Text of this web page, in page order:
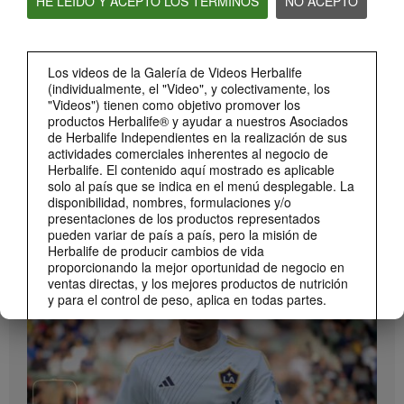
Los videos de la Galería de Videos Herbalife
(individualmente, el "Video", y colectivamente, los
"Videos") tienen como objetivo promover los
productos Herbalife® y ayudar a nuestros Asociados
de Herbalife Independientes en la realización de sus
actividades comerciales inherentes al negocio de
Herbalife. El contenido aquí mostrado es aplicable
solo al país que se indica en el menú desplegable. La
disponibilidad, nombres, formulaciones y/o
presentaciones de los productos representados
pueden variar de país a país, pero la misión de
Herbalife de producir cambios de vida
proporcionando la mejor oportunidad de negocio en
ventas directas, y los mejores productos de nutrición
y para el control de peso, aplica en todas partes.
Los Videos podrían incluir las experiencias del
volumen de ventas acumulado, o reseñas de
ingresos adquiridos, de Asociados de Herbalife
Independientes de diferentes niveles del Plan de
Ventas y Mercadeo en diversos países. Estos
Bioniq GO: Conoce los productos
Cómo tomar Bioniq GO
Descubre las diferentes formas de usar Bioniq GO.
MARCA Y PATROCINIOS Ver Todos